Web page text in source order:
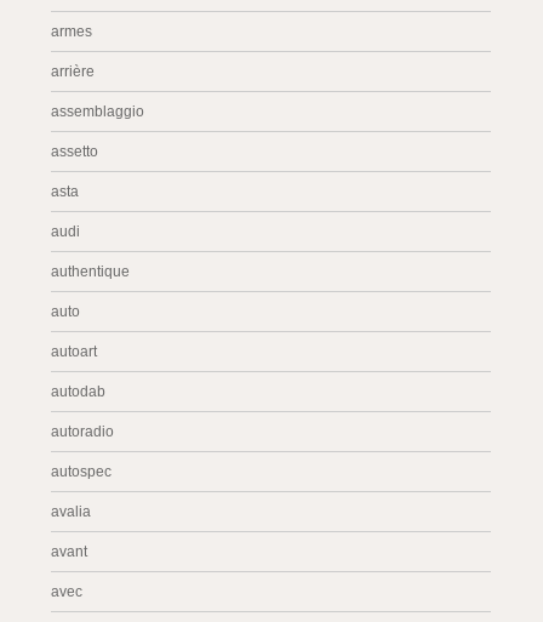
armes
arrière
assemblaggio
assetto
asta
audi
authentique
auto
autoart
autodab
autoradio
autospec
avalia
avant
avec